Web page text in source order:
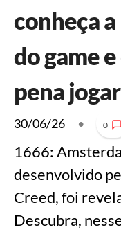
conheça
do game
pena
30/06/26 • 0
1666:
desenvolvido
Creed, foi
Descubra,